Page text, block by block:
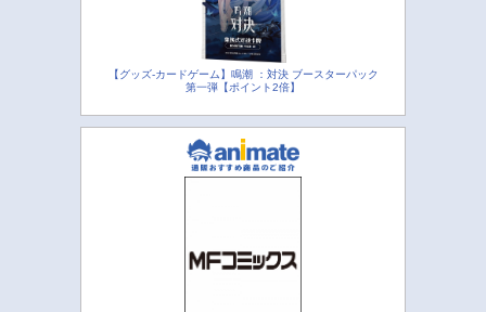
【グッズ-カードゲーム】鳴潮 ：対決 ブースターパック
第一弾【ポイント2倍】